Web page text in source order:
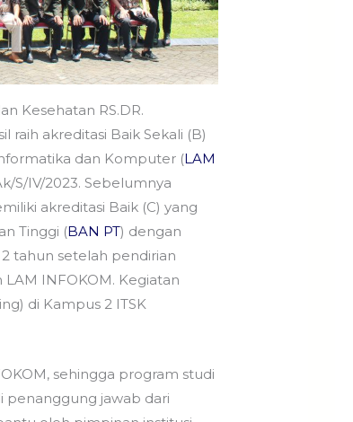
Kesehatan RS.DR.
raih akreditasi Baik Sekali (B)
dan Komputer (LAM
S/IV/2023. Sebelumnya
akreditasi Baik (C) yang
Tinggi (BAN PT) dengan
tahun setelah pendirian
INFOKOM. Kegiatan
di Kampus 2 ITSK
sehingga program studi
jawab dari